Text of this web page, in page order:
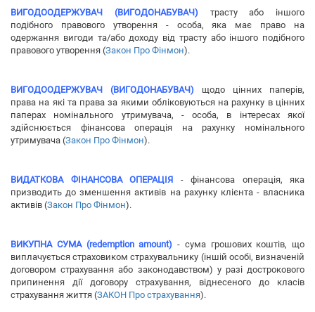
ВИГОДООДЕРЖУВАЧ (ВИГОДОНАБУВАЧ) трасту або іншого
подібного правового утворення - особа, яка має право на
одержання вигоди та/або доходу від трасту або іншого подібного
правового утворення (Закон Про Фінмон).
ВИГОДООДЕРЖУВАЧ (ВИГОДОНАБУВАЧ) щодо цінних паперів,
права на які та права за якими обліковуються на рахунку в цінних
паперах номінального утримувача, - особа, в інтересах якої
здійснюється фінансова операція на рахунку номінального
утримувача (Закон Про Фінмон).
ВИДАТКОВА ФІНАНСОВА ОПЕРАЦІЯ - фінансова операція, яка
призводить до зменшення активів на рахунку клієнта - власника
активів (Закон Про Фінмон).
ВИКУПНА СУМА (redemption amount) - сума грошових коштів, що
виплачується страховиком страхувальнику (іншій особі, визначеній
договором страхування або законодавством) у разі дострокового
припинення дії договору страхування, віднесеного до класів
страхування життя (ЗАКОН Про страхування).